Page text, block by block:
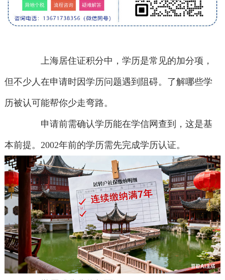
上海居住证积分中，学历是常见的加分项，
但不少人在申请时因学历问题遇到阻碍。了解哪些学
历被认可能帮你少走弯路。
申请前需确认学历能在学信网查到，这是基
本前提。2002年前的学历需先完成学历认证。